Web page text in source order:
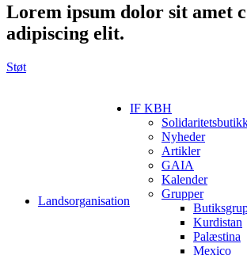
Lorem ipsum dolor sit amet
adipiscing elit.
Støt
Landsorganisation
IF KBH
Nyheder
Artikler
GAIA
Kalender
Grupper
Kurdistan
Palæstina
Mexico